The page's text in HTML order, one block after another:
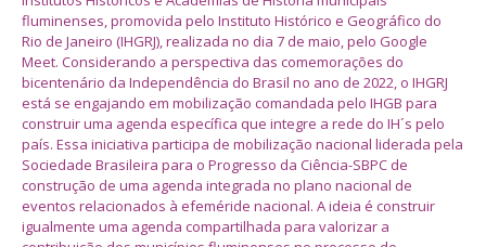
fluminenses, promovida pelo Instituto Histórico e Geográfico do
Rio de Janeiro (IHGRJ), realizada no dia 7 de maio, pelo Google
Meet. Considerando a perspectiva das comemorações do
bicentenário da Independência do Brasil no ano de 2022, o IHGRJ
está se engajando em mobilização comandada pelo IHGB para
construir uma agenda específica que integre a rede do IH´s pelo
país. Essa iniciativa participa de mobilização nacional liderada pela
Sociedade Brasileira para o Progresso da Ciência-SBPC de
construção de uma agenda integrada no plano nacional de
eventos relacionados à efeméride nacional. A ideia é construir
igualmente uma agenda compartilhada para valorizar a